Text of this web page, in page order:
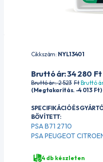
Cikkszám: NYL13401
Bruttó ár: 34 280 Ft
Bruttó ár:. 2 523 FtBruttó
(Megtakarítás. -4 013 Ft)
SPECIFIKÁCIÓ ÉS
BŐVÍTETT:
PSA B71 2710
PSA PEUGEOT
4 db készleten